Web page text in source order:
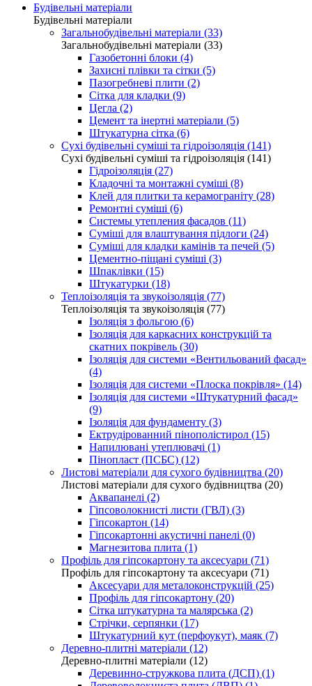
Будівельні матеріали
Будівельні матеріали
Загальнобудівельні матеріали (33)
Загальнобудівельні матеріали (33)
Газобетонні блоки (4)
Захисні плівки та сітки (5)
Пазогребневі плити (2)
Сітка для кладки (9)
Цегла (2)
Цемент та інертні матеріали (5)
Штукатурна сітка (6)
Сухі будівельні суміші та гідроізоляція (141)
Сухі будівельні суміші та гідроізоляція (141)
Гідроізоляція (27)
Кладочні та монтажні суміші (8)
Клей для плитки та керамограніту (28)
Ремонтні суміші (6)
Системы утепления фасадов (11)
Суміші для влаштування підлоги (24)
Суміші для кладки камінів та печей (5)
Цементно-піщані суміші (3)
Шпаклівки (15)
Штукатурки (18)
Теплоізоляція та звукоізоляція (77)
Теплоізоляція та звукоізоляція (77)
Ізоляція з фольгою (6)
Ізоляція для каркасних конструкцій та
скатних покрівель (30)
Ізоляція для системи «Вентильований фасад»
(4)
Ізоляція для системи «Плоска покрівля» (14)
Ізоляція для системи «Штукатурний фасад»
(9)
Ізоляція для фундаменту (3)
Ектрудірованний пінополістирол (15)
Напилювані утеплювачі (1)
Пінопласт (ПСБС) (12)
Листові матеріали для сухого будівництва (20)
Листові матеріали для сухого будівництва (20)
Аквапанелі (2)
Гіпсоволокнисті листи (ГВЛ) (3)
Гіпсокартон (14)
Гіпсокартонні акустичні панелі (0)
Магнезитова плита (1)
Профіль для гіпсокартону та аксесуари (71)
Профіль для гіпсокартону та аксесуари (71)
Аксесуари для металоконструкцій (25)
Профіль для гіпсокартону (20)
Сітка штукатурна та малярська (2)
Стрічки, серпянки (17)
Штукатурний кут (перфоукут), маяк (7)
Деревно-плитні матеріали (12)
Деревно-плитні матеріали (12)
Деревинно-стружкова плита (ДСП) (1)